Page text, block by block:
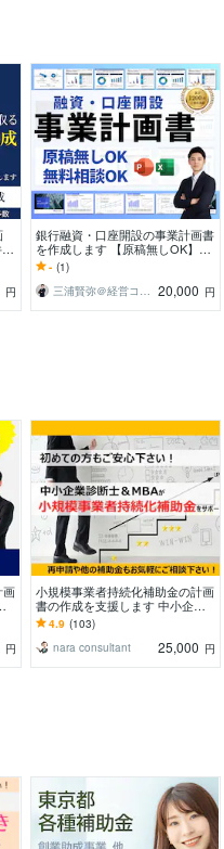
円
銀行融資・口座開設の事業計画書
を作成します 【原稿無しOK】短
納期：1500件実績の現役コンサ
ルが支援
- (1)
三浦賢弥＠経営コンサルタント 20,000 円
画
円
小規模事業者持続化補助金の計画
書の作成を支援します 中小企業
診断士＆MBAが補助金の経営計画
書を作成支援します！
4.9 (103)
nara consultant
25,000 円